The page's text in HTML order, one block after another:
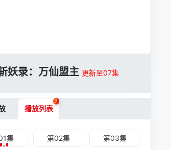
妖录：万仙盟主 更新至07集
播放列表
7
集 第02集 第03集